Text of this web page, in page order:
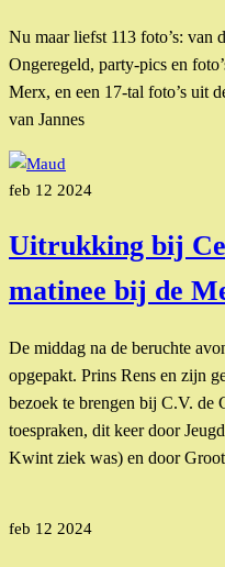
Nu maar liefst 113 foto’s: van
Ongeregeld, party-pics en
Merx, en een 17-tal foto’s uit
van Jannes
feb 12 2024
Uitrukking bij
matinee bij de
De middag na de beruchte
opgepakt. Prins Rens en zijn
bezoek te brengen bij C.V. de
toespraken, dit keer door
Kwint ziek was) en door
feb 12 2024